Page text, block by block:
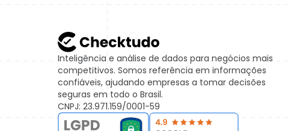
Inteligência e análise de dados para negócios mais
competitivos. Somos referência em informações
confiáveis, ajudando empresas a tomar decisões
seguras em todo o Brasil.
CNPJ: 23.971.159/0001-59